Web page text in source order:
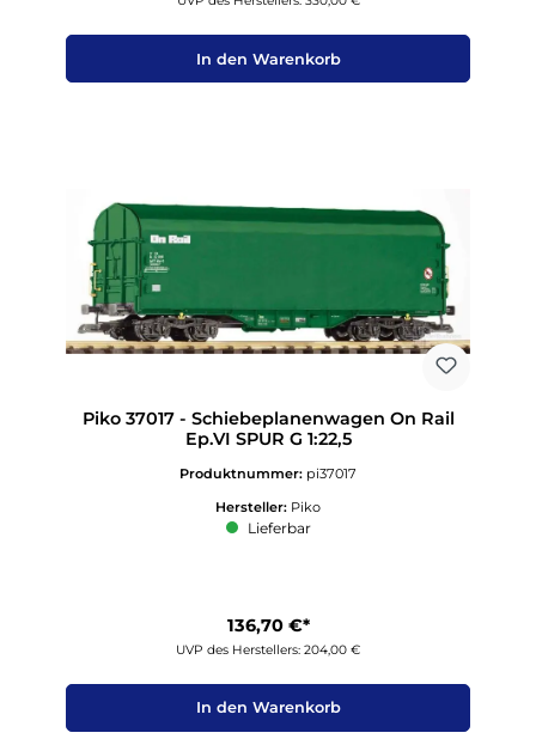
In den Warenkorb
Piko 37017 - Schiebeplanenwagen On Rail
Ep.VI SPUR G 1:22,5
Produktnummer: pi37017
Hersteller: Piko
Lieferbar
136,70 €*
UVP des Herstellers: 204,00 €
In den Warenkorb